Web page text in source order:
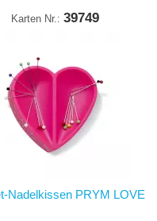
Karten Nr.: 39749
Nadelkissen PRYM LOVE